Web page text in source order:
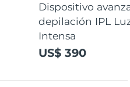
Dispositivo
depilación IPL
Intensa
US$ 390